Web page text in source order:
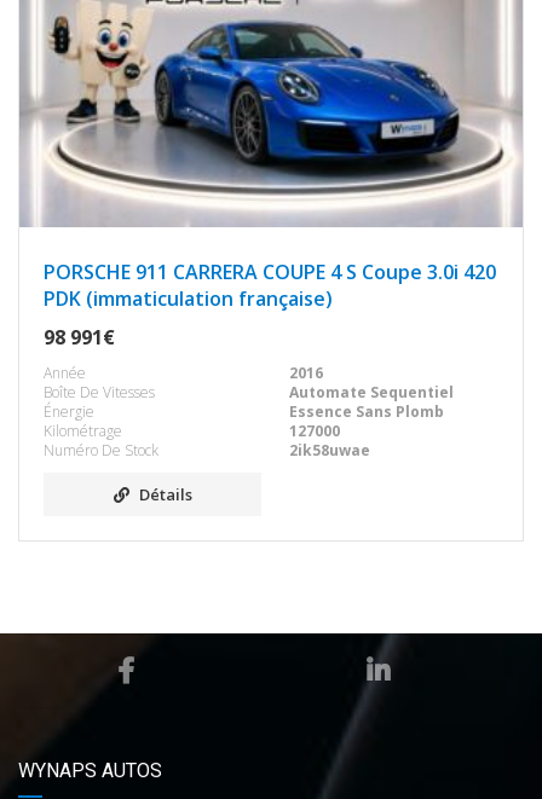
PORSCHE 911 CARRERA COUPE 4 S Coupe 3.0i 420
PDK (immaticulation française)
98 991€
Année
2016
Boîte De Vitesses
Automate Sequentiel
Énergie
Essence Sans Plomb
Kilométrage
127000
Numéro De Stock
2ik58uwae
Détails
WYNAPS AUTOS